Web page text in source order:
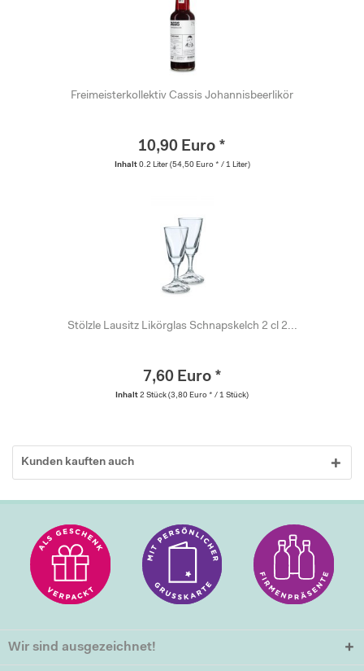
Freimeisterkollektiv Cassis Johannisbeerlikör
10,90 Euro *
Inhalt 0.2 Liter (54,50 Euro * / 1 Liter)
Stölzle Lausitz Likörglas Schnapskelch 2 cl 2...
7,60 Euro *
Inhalt 2 Stück (3,80 Euro * / 1 Stück)
Kunden kauften auch
Wir sind ausgezeichnet!